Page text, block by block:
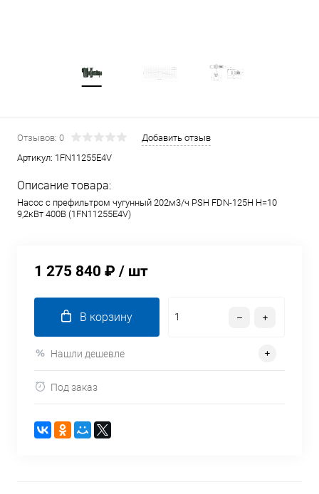
Отзывов: 0
Добавить отзыв
Артикул: 1FN11255E4V
Описание товара:
Насос с префильтром чугунный 202м3/ч PSH FDN-125H H=10
9,2кВт 400В (1FN11255E4V)
1 275 840 ₽ / шт
В корзину
Нашли дешевле
Под заказ